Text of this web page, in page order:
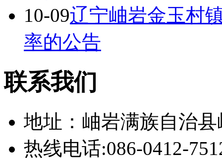
10-09辽宁岫岩金玉村
率的公告
联系我们
地址：岫岩满族自治
热线电话:086-0412-